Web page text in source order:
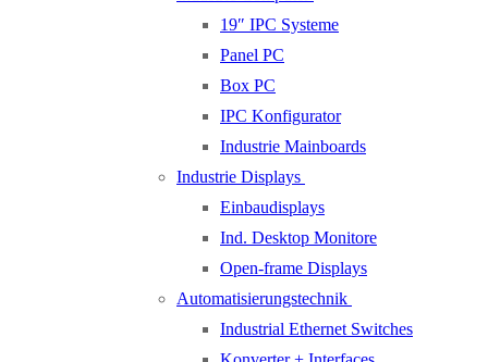
19″ IPC Systeme
Panel PC
Box PC
IPC Konfigurator
Industrie Mainboards
Industrie Displays
Einbaudisplays
Ind. Desktop Monitore
Open-frame Displays
Automatisierungstechnik
Industrial Ethernet Switches